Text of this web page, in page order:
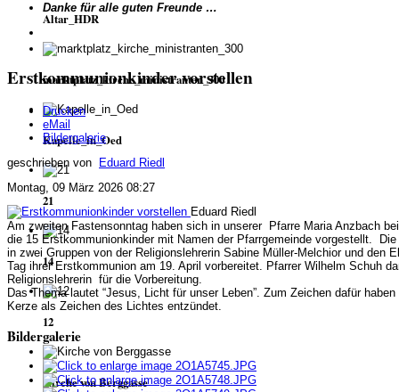
Altar_HDR
marktplatz_kirche_ministranten_300
Kapelle_in_Oed
21
14
12
Kirche von Berggasse
Danke für alle guten Freunde …
Erstkommunionkinder vorstellen
Drucken
eMail
Bildergalerie
geschrieben von Eduard Riedl
Montag, 09 März 2026 08:27
Eduard Riedl
Am zweiten Fastensonntag haben sich in unserer Pfarre Maria Anzbach
die 15 Erstkommunionkinder mit Namen der Pfarrgemeinde vorgestellt. Die
in zwei Gruppen von der Religionslehrerin Sabine Müller-Melchior und den
Tag ihrer Erstkommunion am 19. April vorbereitet. Pfarrer Wilhelm Schuh
Religionslehrerin für die Vorbereitung.
Das Thema lautet “Jesus, Licht für unser Leben”. Zum Zeichen dafür
Kerze als Zeichen des Lichtes entzündet.
Bildergalerie